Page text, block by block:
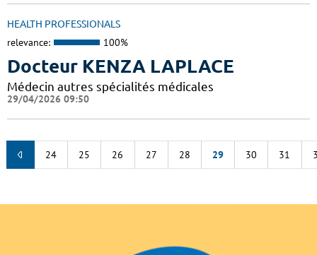
HEALTH PROFESSIONALS
relevance: 100%
Docteur KENZA LAPLACE
Médecin autres spécialités médicales
29/04/2026 09:50
24 25 26 27 28 29 30 31